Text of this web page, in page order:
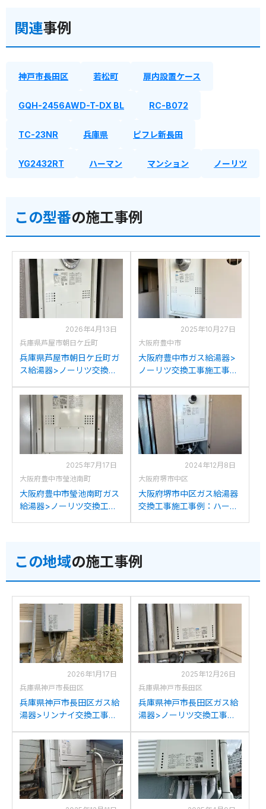
関連事例
神戸市長田区 若松町 扉内設置ケース
GQH-2456AWD-T-DX BL RC-B072
TC-23NR 兵庫県 ピフレ新長田
YG2432RT ハーマン マンション ノーリツ
この型番の施工事例
2026年4月13日
兵庫県芦屋市朝日ケ丘町
兵庫県芦屋市朝日ケ丘町ガ
ス給湯器>ノーリツ交換工
YG2401RGからノーリツ
GQH-2456AWD-T-DX BL
への交換
2025年10月27日
大阪府豊中市
大阪府豊中市ガス給湯器>
ノーリツ交換工事施工事
らノーリツGQH-
2456AWD-T-DX BLへの交
換
2025年7月17日
大阪府豊中市瑩池南町
大阪府豊中市瑩池南町ガス
給湯器>ノーリツ交換工事
への交換
2024年12月8日
大阪府堺市中区
大阪府堺市中区ガス給湯器
交換工事施工事例：ハーマ
この地域の施工事例
2026年1月17日
兵庫県神戸市長田区
兵庫県神戸市長田区ガス給
湯器>リンナイ交換工事施
1618WからリンナイRUF-
A1615SAW(C)への交換
2025年12月26日
兵庫県神戸市長田区
兵庫県神戸市長田区ガス給
湯器>ノーリツ交換工事施
2450SAWX-Tからノーリ
ツGT-2470SAW-T BLへの
交換